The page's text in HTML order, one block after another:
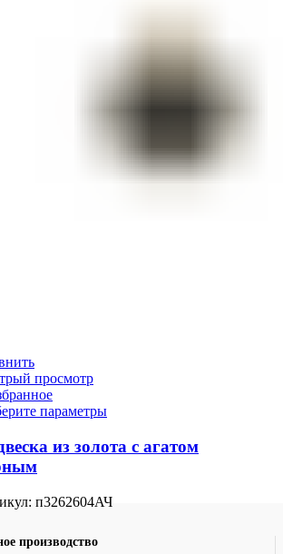
просмотр
параметры
из золота с агатом
п3262604АЧ
производство